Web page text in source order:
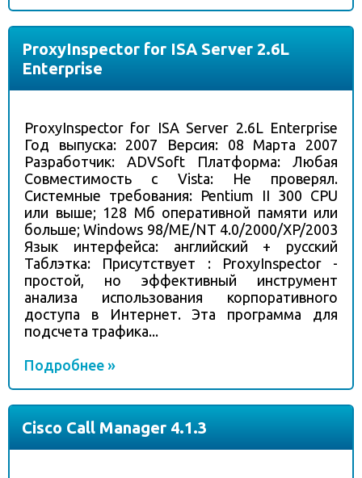
ProxyInspector for ISA Server 2.6L
Enterprise
ProxyInspector for ISA Server 2.6L Enterprise
Год выпуска: 2007 Версия: 08 Марта 2007
Разработчик: ADVSoft Платформа: Любая
Совместимость с Vista: Не проверял.
Системные требования: Pentium II 300 CPU
или выше; 128 Mб оперативной памяти или
больше; Windows 98/ME/NT 4.0/2000/XP/2003
Язык интерфейса: английский + русский
Таблэтка: Присутствует : ProxyInspector -
простой, но эффективный инструмент
анализа использования корпоративного
доступа в Интернет. Эта программа для
подсчета трафика...
Подробнее »
Cisco Call Manager 4.1.3